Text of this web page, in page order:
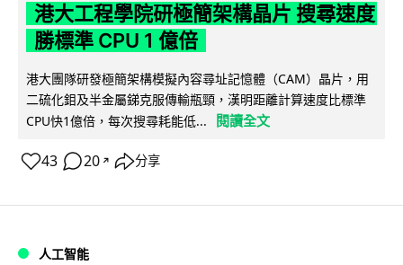
港大工程學院研極簡架構晶片 搜尋速度
勝標準 CPU 1 億倍
港大團隊研發極簡架構模擬內容尋址記憶體（CAM）晶片，用
二硫化鉬及半金屬銻克服傳輸瓶頸，漢明距離計算速度比標準
CPU快1億倍，每次搜尋耗能低...
閱讀全文
43 20 ↗ 分享
人工智能